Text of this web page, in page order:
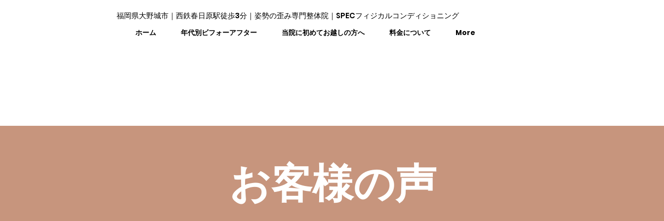
福岡県大野城市｜西鉄春日原駅徒歩3分｜姿勢の歪み専門整体院｜SPECフィジカルコンディショニング
ホーム 年代別ビフォーアフター 当院に初めてお越しの方へ 料金について More
お客様の声